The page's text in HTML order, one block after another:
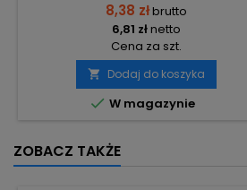
8,38 złbrutto
6,81 złnetto
Cena za szt.
 Dodaj do koszyka
 W magazynie
ZOBACZ TAKŻE